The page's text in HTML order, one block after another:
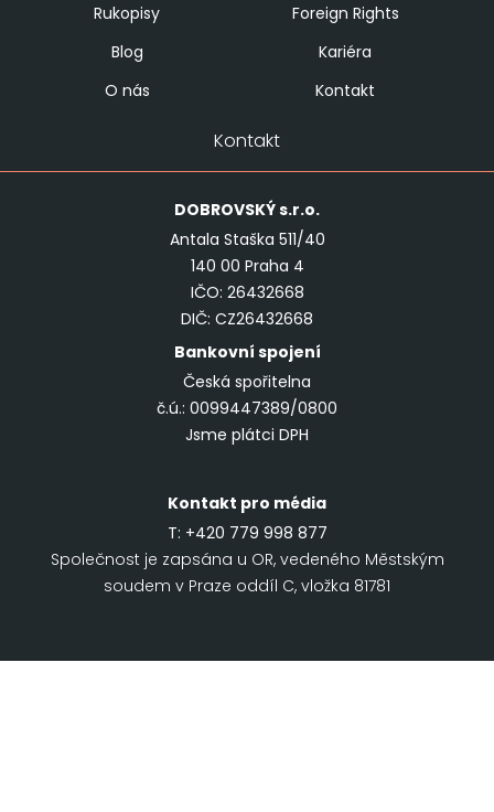
Rukopisy
Foreign Rights
Blog
Kariéra
O nás
Kontakt
Kontakt
DOBROVSKÝs.r.o.
Antala Staška 511/40
140 00 Praha 4
IČO: 26432668
DIČ: CZ26432668
Bankovní spojení
Česká spořitelna
č.ú.: 0099447389/0800
Jsme plátci DPH
Kontakt pro média
T: +420 779 998 877
Společnost je zapsána u OR, vedeného Městským
soudem v Praze oddíl C, vložka 81781